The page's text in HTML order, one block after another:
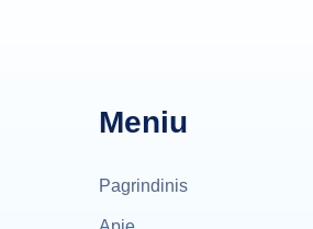
Meniu
Pagrindinis